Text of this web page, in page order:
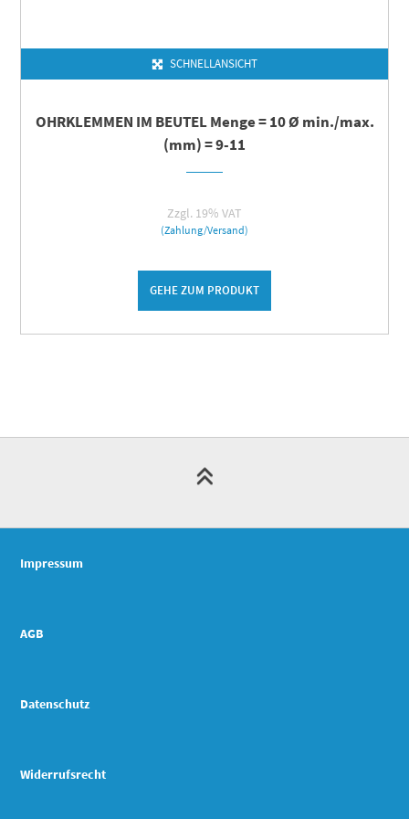
SCHNELLANSICHT
OHRKLEMMEN IM BEUTEL Menge = 10 Ø min./max.
(mm) = 9-11
Zzgl. 19% VAT
(Zahlung/Versand)
GEHE ZUM PRODUKT
Impressum
AGB
Datenschutz
Widerrufsrecht